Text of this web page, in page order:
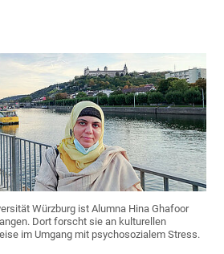
Würzburg ist Alumna Hina Ghafoor
Dort forscht sie an kulturellen
im Umgang mit psychosozialem Stress.